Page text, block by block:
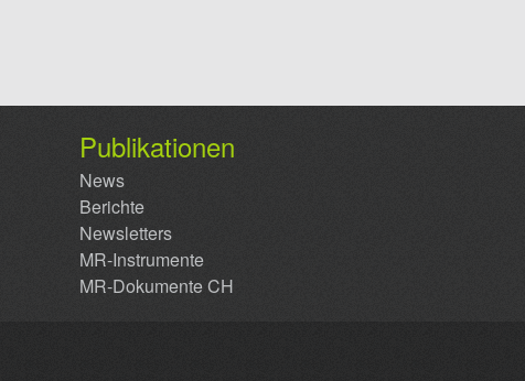
Publikationen
News
Berichte
Newsletters
MR-Instrumente
MR-Dokumente CH